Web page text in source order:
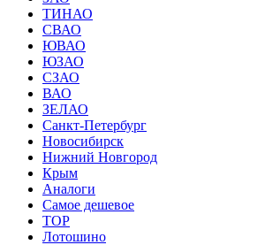
ТИНАО
СВАО
ЮВАО
ЮЗАО
СЗАО
ВАО
ЗЕЛАО
Санкт-Петербург
Новосибирск
Нижний Новгород
Крым
Аналоги
Самое дешевое
TOP
Лотошино